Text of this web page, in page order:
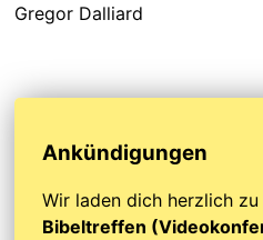
Gregor Dalliard
Ankündigungen
Wir laden dich herzlich
Bibeltreffen